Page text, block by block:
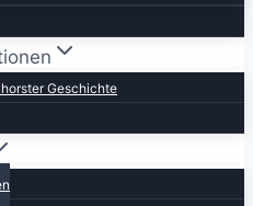
Geschichte